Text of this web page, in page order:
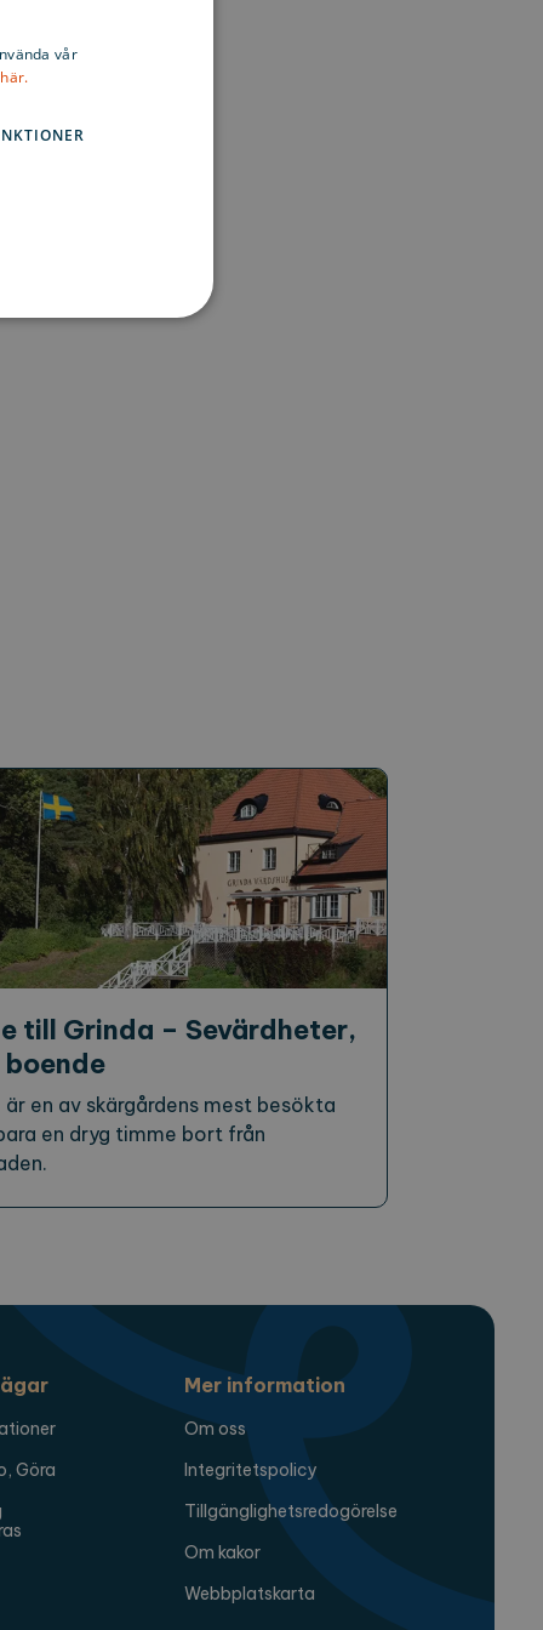
till Grinda – Sevärdheter,
är en av skärgårdens mest besökta
en dryg timme bort från
Göra
Mer information
Om oss
Integritetspolicy
Tillgänglighetsredogörelse
Om kakor
Webbplatskarta
vår
här.
genererat
på en webbplats
för
sessionstillståndet.